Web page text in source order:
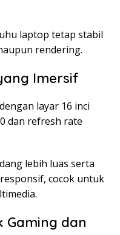
laptop tetap stabil
rendering.
Imersif
layar 16 inci
dan refresh rate
lebih luas serta
cocok untuk
Gaming dan